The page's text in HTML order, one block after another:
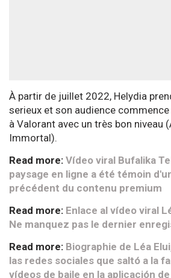
À partir de juillet 2022, Helydia
serieux et son audience
à Valorant avec un très bon niveau
Immortal).
Read more: Vídeo viral Bufalika
paysage en ligne a été témoin
précédent du contenu premium
Read more: Enlace al vídeo viral
Ne manquez pas le dernier
Read more: Biographie de Léa
las redes sociales que saltó a la
vídeos de baile en la aplicación